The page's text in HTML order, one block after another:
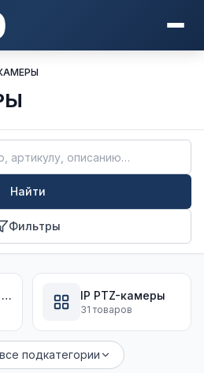
Найти
Фильтры
IP-камеры Lite, Eco, Value IP PTZ-камеры
31 товаров
подкатегории